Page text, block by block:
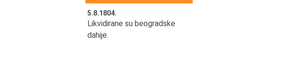
5.8.1804.
Likvidirane su beogradske
dahije.